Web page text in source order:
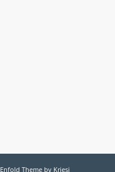
Enfold Theme by Kriesi